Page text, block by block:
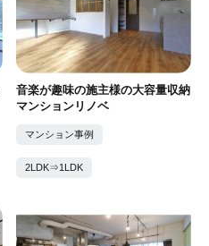
音楽が趣味の施主様の大容量収納
マンションリノベ
マンション事例
2LDK⇒1LDK